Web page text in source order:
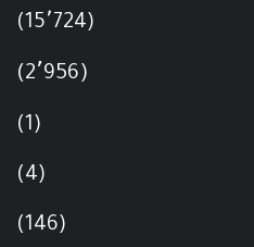
(15٬724)
(2٬956)
(1)
(4)
(146)